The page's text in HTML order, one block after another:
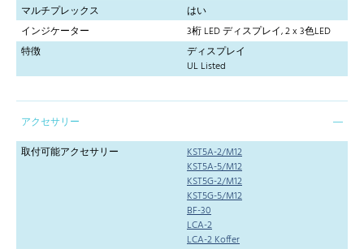
マルチプレックス
はい
インジケーター
3桁 LED ディスプレイ, 2 x 3色LED
特徴
ディスプレイ
UL Listed
アクセサリー
取付可能アクセサリー
KST5A-2/M12
KST5A-5/M12
KST5G-2/M12
KST5G-5/M12
BF-30
LCA-2
LCA-2 Koffer